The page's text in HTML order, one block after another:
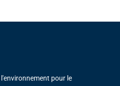
pour le